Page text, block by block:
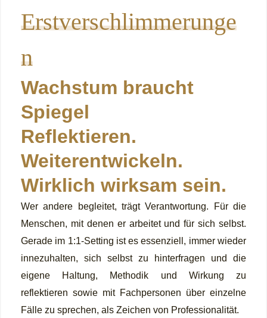
Erstverschlimmerunge
n
Wachstum braucht
Spiegel
Reflektieren.
Weiterentwickeln.
Wirklich wirksam sein.
Wer andere begleitet, trägt Verantwortung. Für die
Menschen, mit denen er arbeitet und für sich selbst.
Gerade im 1:1-Setting ist es essenziell, immer wieder
innezuhalten, sich selbst zu hinterfragen und die
eigene Haltung, Methodik und Wirkung zu
reflektieren sowie mit Fachpersonen über einzelne
Fälle zu sprechen, als Zeichen von Professionalität.